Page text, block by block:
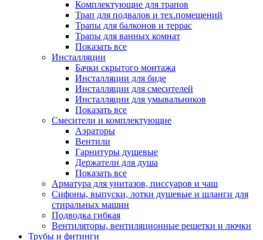
Комплектующие для трапов
Трап для подвалов и тех.помещений
Трапы для балконов и террас
Трапы для ванных комнат
Показать все
Инсталляции
Бачки скрытого монтажа
Инсталляции для биде
Инсталляции для смесителей
Инсталляции для умывальников
Показать все
Смесители и комплектующие
Аэраторы
Вентили
Гарнитуры душевые
Держатели для душа
Показать все
Арматура для унитазов, писсуаров и чаш
Сифоны, выпуски, лотки душевые и шланги для
стиральных машин
Подводка гибкая
Вентиляторы, вентиляционные решетки и лючки
Трубы и фитинги